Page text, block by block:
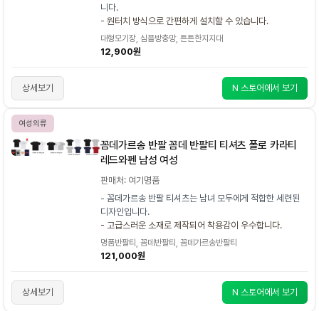
니다.
- 원터치 방식으로 간편하게 설치할 수 있습니다.
대형모기장, 심플방충망, 튼튼한지지대
12,900원
상세보기 N 스토어에서 보기
여성의류
꼼데가르송 반팔 꼼데 반팔티 티셔츠 폴로 카라티
레드와펜 남성 여성
판매처: 여기명품
- 꼼데가르송 반팔 티셔츠는 남녀 모두에게 적합한 세련된
디자인입니다.
- 고급스러운 소재로 제작되어 착용감이 우수합니다.
명품반팔티, 꼼데반팔티, 꼼데가르송반팔티
121,000원
상세보기 N 스토어에서 보기